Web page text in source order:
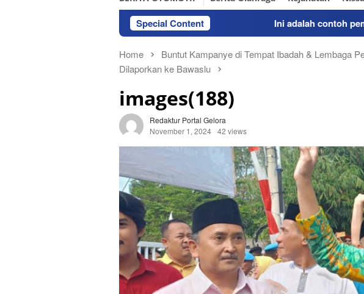
Special Content Ini adalah contoh
Home
Buntut Kampanye di Tempat Ibadah & Lembaga
Dilaporkan ke Bawaslu
images(188)
Redaktur Portal Gelora
November 1, 2024 42 views